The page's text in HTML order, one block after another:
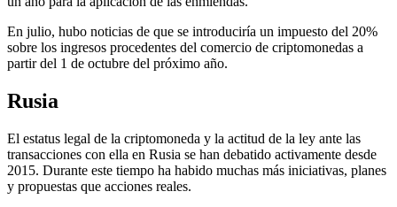
En julio, hubo noticias de que se introduciría un impuesto del 20%
sobre los ingresos procedentes del comercio de criptomonedas a
partir del 1 de octubre del próximo año.
Rusia
El estatus legal de la criptomoneda y la actitud de la ley ante las
transacciones con ella en Rusia se han debatido activamente desde
2015. Durante este tiempo ha habido muchas más iniciativas, planes
y propuestas que acciones reales.